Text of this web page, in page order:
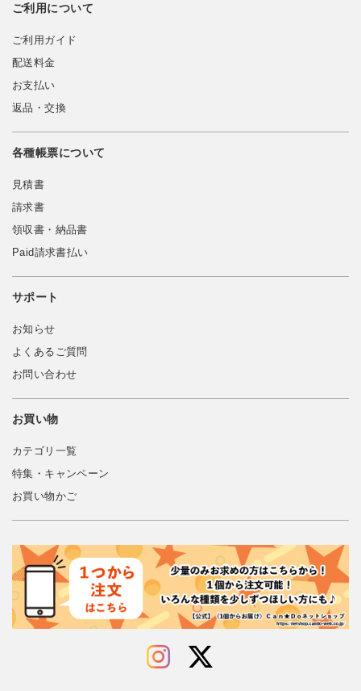
ご利用について
ご利用ガイド
配送料金
お支払い
返品・交換
各種帳票について
見積書
請求書
領収書・納品書
Paid請求書払い
サポート
お知らせ
よくあるご質問
お問い合わせ
お買い物
カテゴリ一覧
特集・キャンペーン
お買い物かご